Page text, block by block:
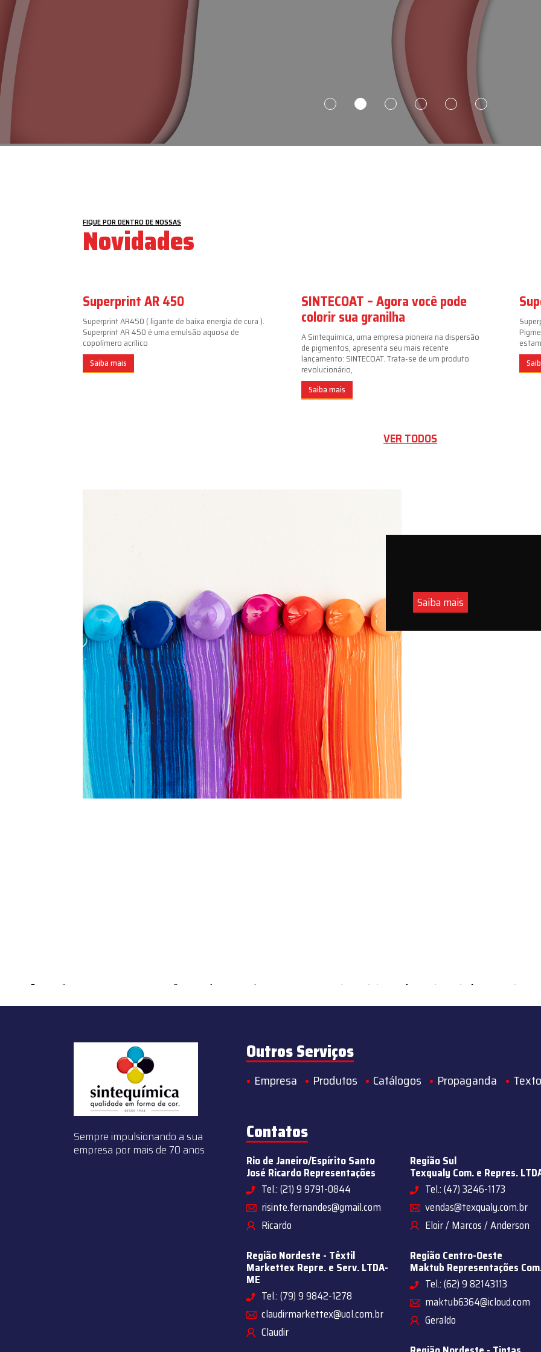
FIQUE POR DENTRO DE NOSSAS
Novidades
Superprint AR 450
Superprint AR450 ( ligante de baixa energia de cura ).
Superprint AR 450 é uma emulsão aquosa de
copolímero acrílico
Saiba mais
SINTECOAT – Agora você pode
colorir sua granilha
A Sintequímica, uma empresa pioneira na dispersão
de pigmentos, apresenta seu mais recente
lançamento: SINTECOAT. Trata-se de um produto
revolucionário,
Saiba mais
VER TODOS
Saiba mais
Warning : count(): Parameter must be an array or an object that implements Countable in /home/s/sintequimica/www/wp-content/
Sempre impulsionando a sua
empresa por mais de 70 anos
Outros Serviços
Empresa Produtos Catálogos Propaganda
Contatos
Rio de Janeiro/Espírito Santo
José Ricardo Representações
Tel.: (21) 9 9791-0844
risinte.fernandes@gmail.com
Ricardo
Região Sul
Texqualy Com. e Repres.
Tel.: (47) 3246-1173
vendas@texqualy.com.br
Eloir / Marcos / Anderson
Região Nordeste - Têxtil
Markettex Repre. e Serv. LTDA-
ME
Tel.: (79) 9 9842-1278
claudirmarkettex@uol.com.br
Claudir
Região Centro-Oeste
Maktub Representações
Tel.: (62) 9 82143113
maktub6364@icloud.com
Geraldo